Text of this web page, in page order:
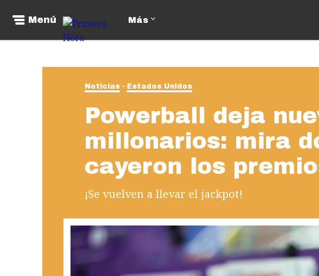
Menú Más
Noticias Estados Unidos
Powerball deja
millonarios: mira
cayeron los
¡Se vuelven a llevar el jackpot!